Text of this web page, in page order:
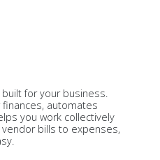
for your business.
automates
you work collectively
bills to expenses,